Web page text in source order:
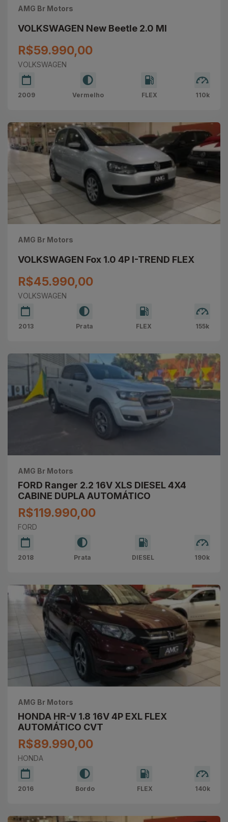
AMG Br Motors
VOLKSWAGEN New Beetle 2.0 MI
R$59.990,00
VOLKSWAGEN
2009 Vermelho FLEX 110k
AMG Br Motors
VOLKSWAGEN Fox 1.0 4P I-TREND FLEX
R$45.990,00
VOLKSWAGEN
2013 Prata FLEX 155k
AMG Br Motors
FORD Ranger 2.2 16V XLS DIESEL 4X4
CABINE DUPLA AUTOMÁTICO
R$119.990,00
FORD
2018 Prata DIESEL 190k
AMG Br Motors
HONDA HR-V 1.8 16V 4P EXL FLEX
AUTOMÁTICO CVT
R$89.990,00
HONDA
2016 Bordo FLEX 140k